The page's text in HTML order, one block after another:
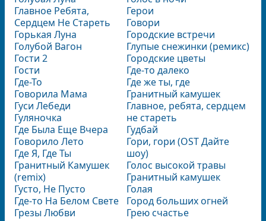
Главное Ребята,
Сердцем Не Стареть
Горькая Луна
Голубой Вагон
Гости 2
Гости
Где-То
Говорила Мама
Гуси Лебеди
Гуляночка
Где Была Еще Вчера
Говорило Лето
Где Я, Где Ты
Гранитный Камушек
(remix)
Густо, Не Пусто
Где-то На Белом Свете
Грезы Любви
Герои
Говори
Городские встречи
Глупые снежинки (ремикс)
Городские цветы
Где-то далеко
Где же ты, где
Гранитный камушек
Главное, ребята, сердцем
не стареть
Гудбай
Гори, гори (OST Дайте
шоу)
Голос высокой травы
Гранитный камушек
Голая
Город больших огней
Грею счастье